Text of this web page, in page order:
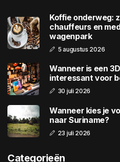
Koffie onderweg:
chauffeurs en
wagenpark
5 augustus 2026
Wanneer is een
interessant voor
30 juli 2026
Wanneer kies je
naar Suriname?
23 juli 2026
Categorieën